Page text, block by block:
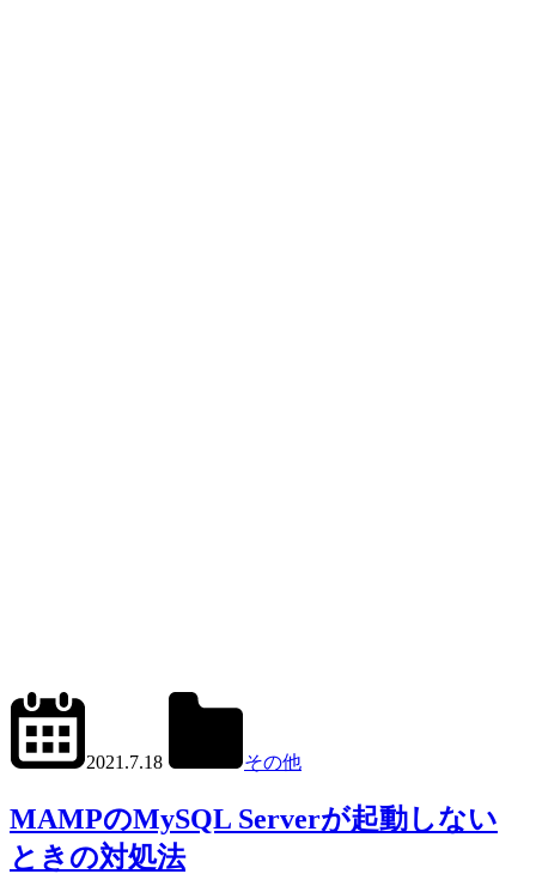
2021.7.18
その他
MAMPのMySQL Serverが起動しない
ときの対処法